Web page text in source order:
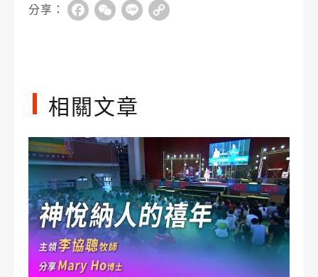
分享： FacebookWeChat
Line
相關文章